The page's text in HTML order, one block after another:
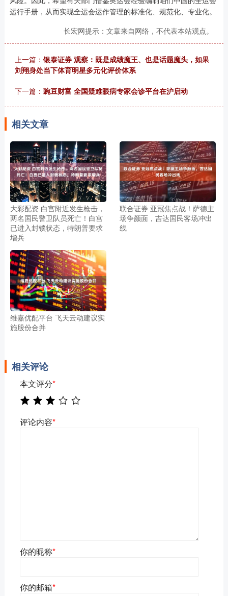
运行手册，从而实现全运会运作管理的标准化、规范化、专业化。
长宏网提示：文章来自网络，不代表本站观点。
上一篇： 银泰证券 观察：既是成绩魔王、也是话题魔头，如果
刘翔身处当下体育明星多元化评价体系
下一篇： 豌豆财富 全国疑难眼病专家会诊平台在沪启动
相关文章
大彩配资 白宫附近发生枪击，
两名国民警卫队员死亡！白宫
已进入封锁状态，特朗普要求
增兵
联合证券 亚冠焦点战！萨德主
场争颜面，吉达国民客场冲出
线
维嘉优配平台 飞天云动建议实
施股份合并
相关评论
本文评分*
评论内容*
你的昵称*
你的邮箱*